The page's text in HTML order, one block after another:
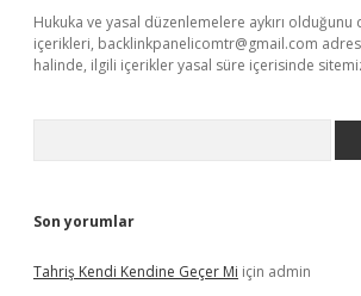
Hukuka ve yasal düzenlemelere aykırı
içerikleri, backlinkpanelicomtr@gmail.com
halinde, ilgili içerikler yasal süre içerisinde
Son yorumlar
Tahriş Kendi Kendine Geçer Mi için admin